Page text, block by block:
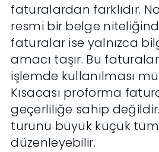
faturalardan farklıdır.
resmi bir belge
faturalar ise yalnızca
amacı taşır. Bu
işlemde kullanılması
Kısacası proforma
geçerliliğe sahip
türünü büyük küçük
düzenleyebilir.